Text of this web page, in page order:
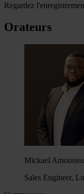
Regardez
Orateurs
Mickael
Sales Engineer,